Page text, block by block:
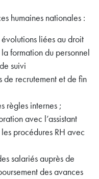
humaines nationales :
liées au droit
formation du personnel
suivi
de recrutement et de fin
règles internes ;
avec l’assistant
procédures RH avec
salariés auprès de
des avances